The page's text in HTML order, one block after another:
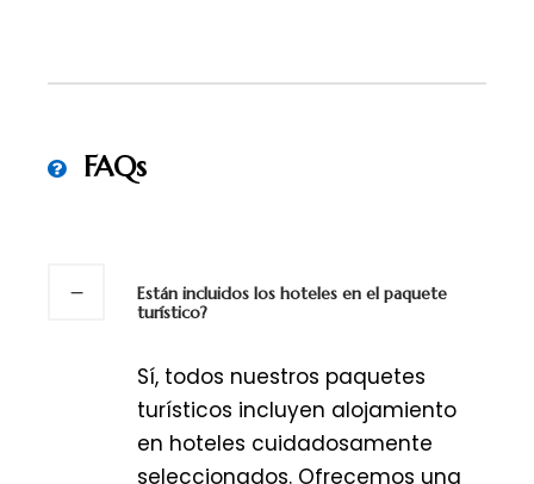
FAQs
Están incluidos los hoteles en el paquete
turístico?
Sí, todos nuestros paquetes
turísticos incluyen alojamiento
en hoteles cuidadosamente
seleccionados. Ofrecemos una